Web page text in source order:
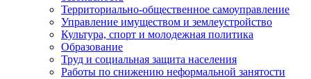
Территориально-общественное самоуправление
Управление имуществом и землеустройство
Культура, спорт и молодежная политика
Образование
Труд и социальная защита населения
Работы по снижению неформальной занятости